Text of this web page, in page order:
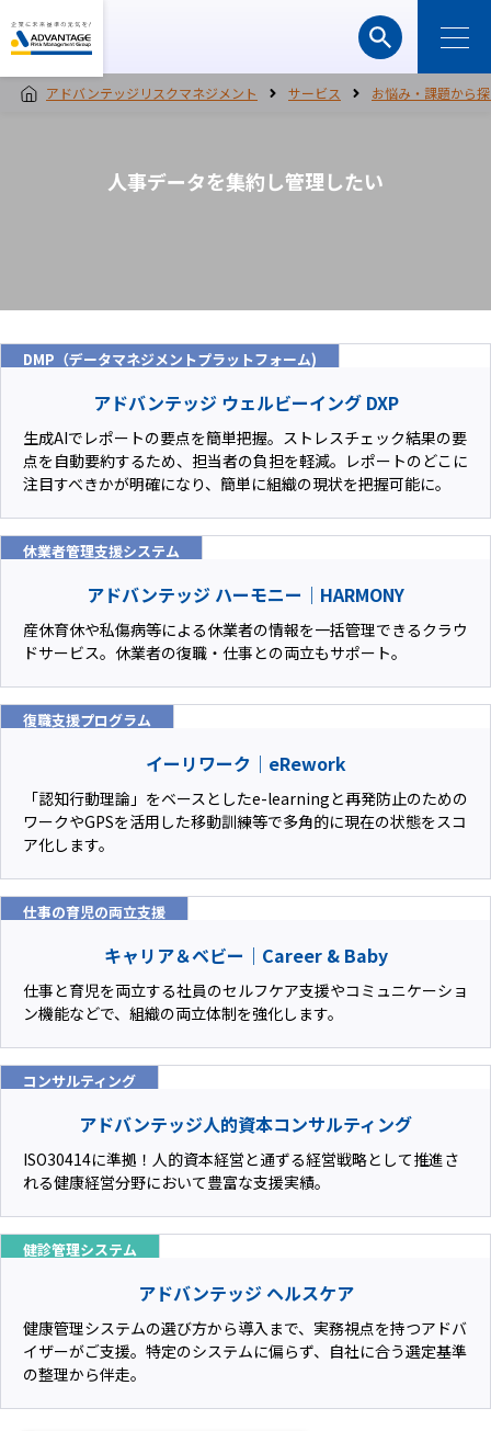
アドバンテッジリスクマネジメント サービス お悩み・課題から
人事データを集約し管理したい
DMP（データマネジメントプラットフォーム)
アドバンテッジ ウェルビーイング DXP
生成AIでレポートの要点を簡単把握。ストレスチェック結果の要
点を自動要約するため、担当者の負担を軽減。レポートのどこに
注目すべきかが明確になり、簡単に組織の現状を把握可能に。
休業者管理支援システム
アドバンテッジ ハーモニー｜HARMONY
産休育休や私傷病等による休業者の情報を一括管理できるクラウ
ドサービス。休業者の復職・仕事との両立もサポート。
復職支援プログラム
イーリワーク｜eRework
「認知行動理論」をベースとしたe-learningと再発防止のための
ワークやGPSを活用した移動訓練等で多角的に現在の状態をスコ
ア化します。
仕事の育児の両立支援
キャリア＆ベビー｜Career & Baby
仕事と育児を両立する社員のセルフケア支援やコミュニケーショ
ン機能などで、組織の両立体制を強化します。
コンサルティング
アドバンテッジ人的資本コンサルティング
ISO30414に準拠！人的資本経営と通ずる経営戦略として推進さ
れる健康経営分野において豊富な支援実績。
健診管理システム
アドバンテッジ ヘルスケア
健康管理システムの選び方から導入まで、実務視点を持つアドバ
イザーがご支援。特定のシステムに偏らず、自社に合う選定基準
の整理から伴走。